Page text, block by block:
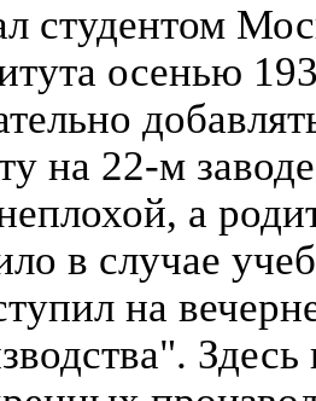
студентом
осенью
на 22-м
а
в случае
на